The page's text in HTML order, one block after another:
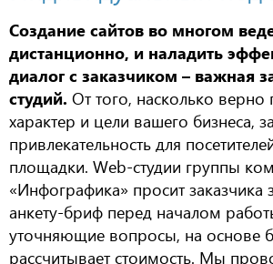
Создание сайтов во многом
дистанционно, и наладить
диалог с заказчиком – важная
студий. От того, насколько верно
характер и цели вашего бизнеса,
привлекательность для
площадки. Web-студии группы
«Инфографика» просит заказчика
анкету-бриф перед началом
уточняющие вопросы, на основе
рассчитывает стоимость. Мы